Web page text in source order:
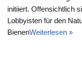
initiiert. Offensichtlich
Lobbyisten für den
BienenWeiterlesen »